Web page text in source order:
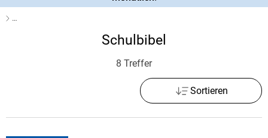
…
Schulbibel
8 Treffer
Sortieren